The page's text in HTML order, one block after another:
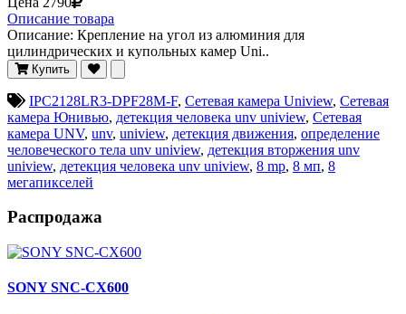
Описание товара
Описание: Крепление на угол из алюминия для
цилиндрических и купольных камер Uni..
Купить
IPC2128LR3-DPF28M-F, Сетевая камера Uniview, Сетевая
камера Юнивью, детекция человека unv uniview, Сетевая
камера UNV, unv, uniview, детекция движения, определение
человеческого тела unv uniview, детекция вторжения unv
uniview, детекция человека unv uniview, 8 mp, 8 мп, 8
мегапикселей
Распродажа
SONY SNC-CX600